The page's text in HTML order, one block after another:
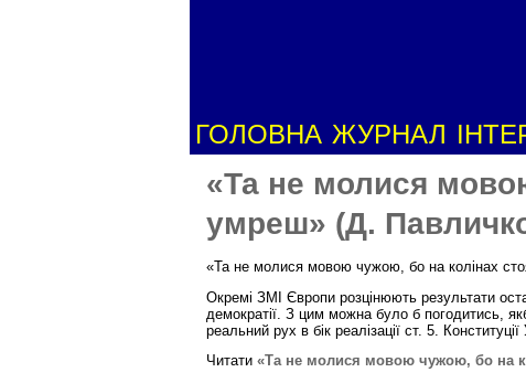
ГОЛОВНА ЖУРНАЛ
«Та не молися
умреш» (Д.
«Та не молися мовою чужою, бо на колінах
Окремі ЗМІ Європи розцінюють результати
демократії. З цим можна було б погодитись,
реальний рух в бік реалізації ст. 5. Конституції
Читати «Та не молися мовою чужою, бо на